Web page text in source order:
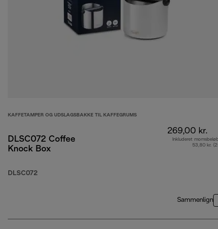
KAFFETAMPER OG UDSLAGSBAKKE TIL KAFFEGRUMS
DLSC072 Coffee
Knock Box
DLSC072
269,00 kr.
Inkluderet
53,80 kr.
Sammenlign